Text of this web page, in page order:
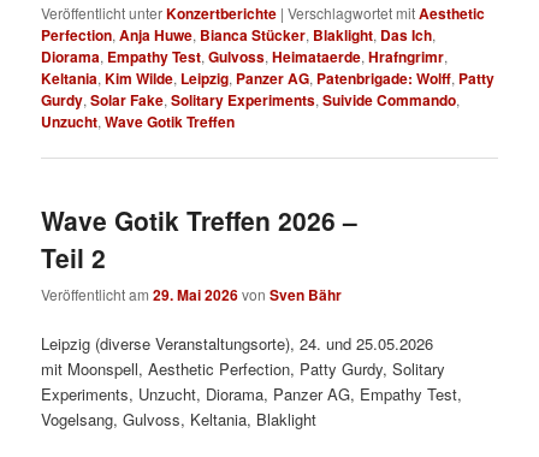
Veröffentlicht unterKonzertberichte |Verschlagwortet mitAesthetic
Perfection,Anja Huwe, Bianca Stücker, Blaklight, Das Ich,
Diorama, Empathy Test,Gulvoss,Heimataerde,Hrafngrimr,
Keltania,Kim Wilde, Leipzig, Panzer AG, Patenbrigade: Wolff, Patty
Gurdy,Solar Fake,Solitary Experiments,Suivide Commando,
Unzucht,Wave Gotik Treffen
Wave Gotik Treffen 2026 –
Teil 2
Veröffentlicht am29. Mai 2026vonSven Bähr
Leipzig (diverse Veranstaltungsorte), 24. und 25.05.2026
mit Moonspell, Aesthetic Perfection, Patty Gurdy, Solitary
Experiments, Unzucht, Diorama, Panzer AG, Empathy Test,
Vogelsang, Gulvoss, Keltania, Blaklight